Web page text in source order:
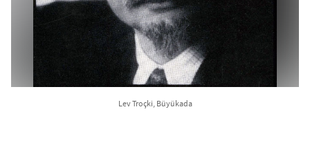
Lev Troçki, Büyükada